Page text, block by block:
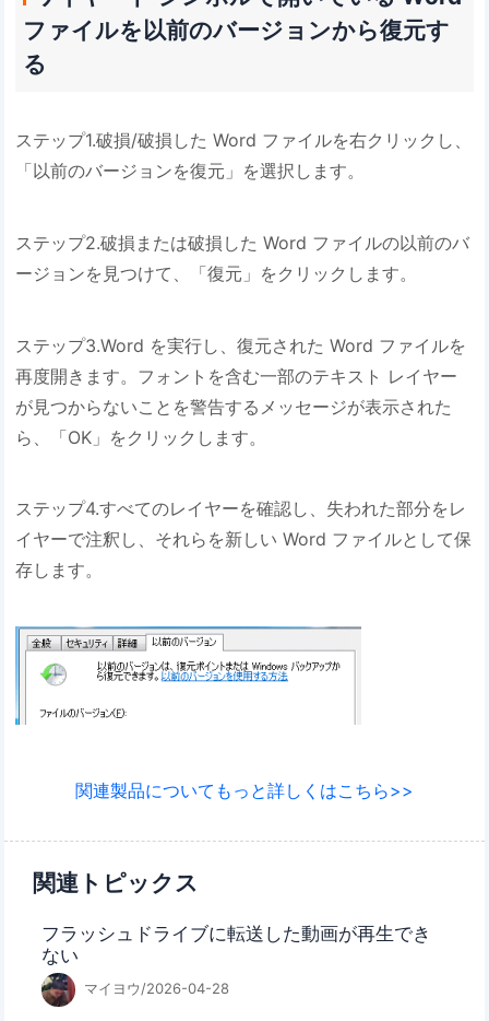
ファイルを以前のバージョンから復元す
る
ステップ1.破損/破損した Word ファイルを右クリックし、
「以前のバージョンを復元」を選択します。
ステップ2.破損または破損した Word ファイルの以前のバ
ージョンを見つけて、「復元」をクリックします。
ステップ3.Word を実行し、復元された Word ファイルを
再度開きます。フォントを含む一部のテキスト レイヤー
が見つからないことを警告するメッセージが表示された
ら、「OK」をクリックします。
ステップ4.すべてのレイヤーを確認し、失われた部分をレ
イヤーで注釈し、それらを新しい Word ファイルとして保
存します。
関連製品についてもっと詳しくはこちら>>
関連トピックス
フラッシュドライブに転送した動画が再生でき
ない
マイヨウ/2026-04-28